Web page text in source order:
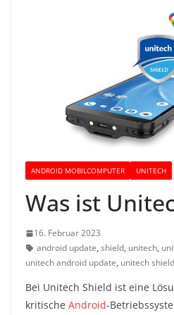
ANDROID MOBILCOMPUTER UNITECH
Was ist
16. Februar 2023
android update, shield, unitech,
unitech android update, unitech shield
Bei Unitech Shield ist eine
kritische Android-